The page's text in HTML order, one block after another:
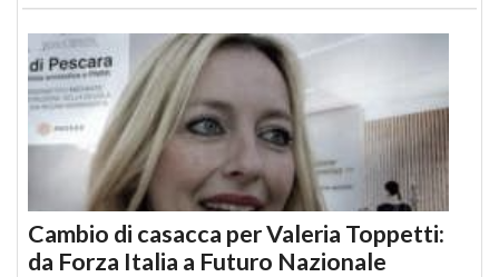
Cambio di casacca per Valeria Toppetti:
da Forza Italia a Futuro Nazionale